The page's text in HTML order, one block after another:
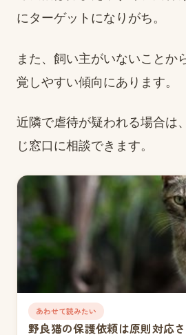
にターゲットになりがち。
また、飼い主がいないことか
覚しやすい傾向にあります。
近隣で虐待が疑われる場合は
じ窓口に相談できます。
あわせて読みたい
野良猫の保護依頼は原則対応